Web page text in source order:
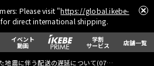
Please visit "https://global.ikebe-
direct international shipping.
イベント
動画
学割
サービス 店舗一覧
地震に伴う配送の遅延について(07月29日